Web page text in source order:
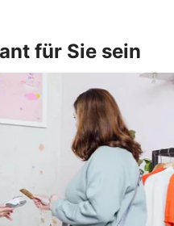
für Sie sein